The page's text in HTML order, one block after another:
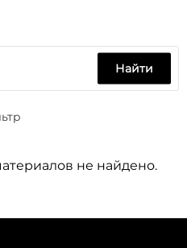
Найти
не найдено.